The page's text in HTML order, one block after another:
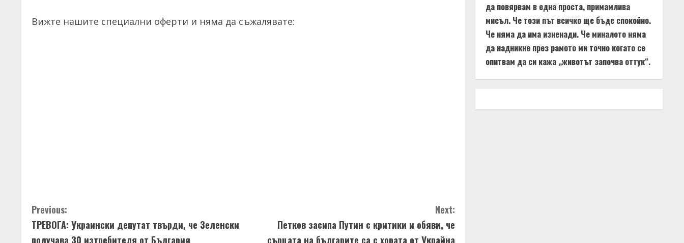
Вижте нашите специални оферти и няма да съжалявате:
C
o
Previous:
ТРЕВОГА: Украински депутат твърди, че Зеленски
получава 30 изтребителя от България
Next:
Петков засипа Путин с критики и обяви, че
сърцата на българите са с хората от Украйна
да повярвам в една проста, примамлива
мисъл. Че този път всичко ще бъде спокойно.
Че няма да има изненади. Че миналото няма
да надникне през рамото ми точно когато се
опитвам да си кажа „животът започва оттук“.